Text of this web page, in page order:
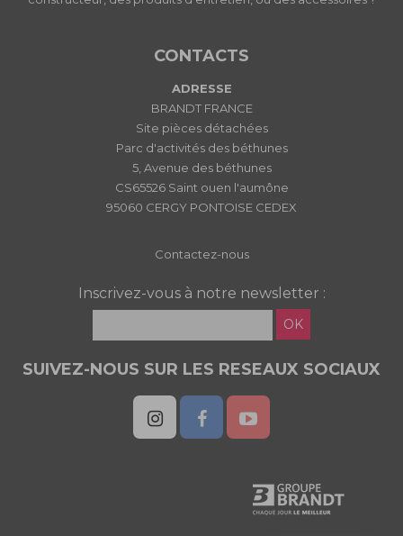
CONTACTS
ADRESSE
BRANDT FRANCE
Site pièces détachées
Parc d'activités des béthunes
5, Avenue des béthunes
CS65526 Saint ouen l'aumône
95060 CERGY PONTOISE CEDEX
Contactez-nous
Inscrivez-vous à notre newsletter :
OK
SUIVEZ-NOUS SUR LES RESEAUX SOCIAUX